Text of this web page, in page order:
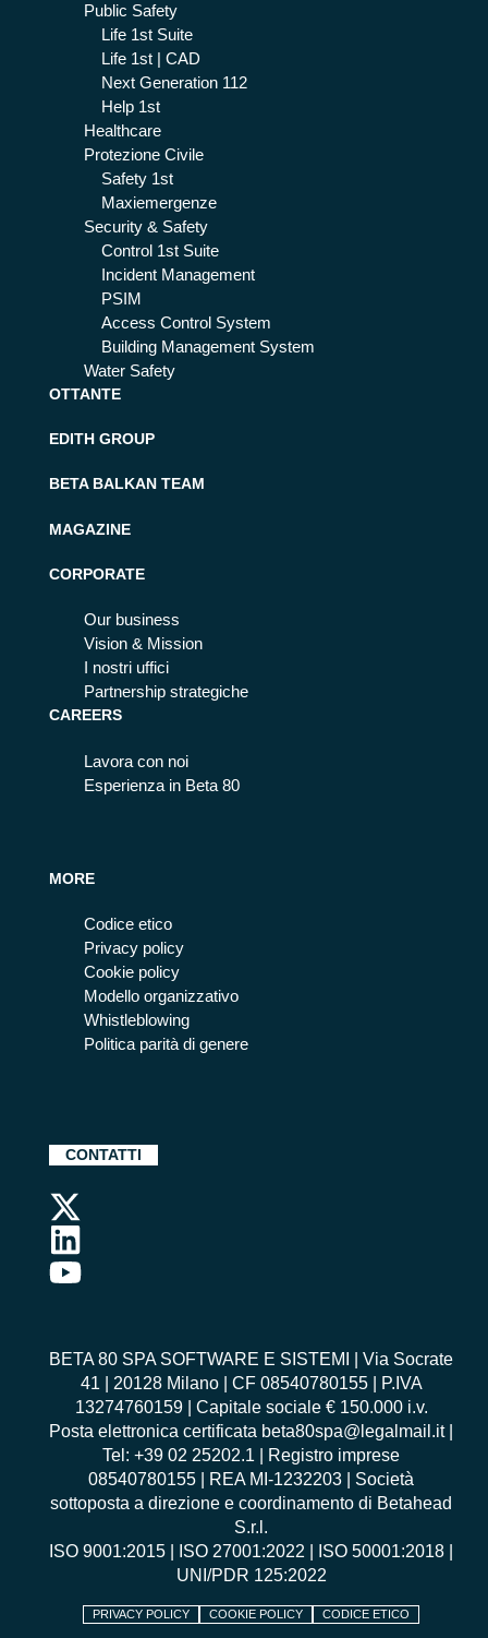
Public Safety
Life 1st Suite
Life 1st | CAD
Next Generation 112
Help 1st
Healthcare
Protezione Civile
Safety 1st
Maxiemergenze
Security & Safety
Control 1st Suite
Incident Management
PSIM
Access Control System
Building Management System
Water Safety
OTTANTE
EDITH GROUP
BETA BALKAN TEAM
MAGAZINE
CORPORATE
Our business
Vision & Mission
I nostri uffici
Partnership strategiche
CAREERS
Lavora con noi
Esperienza in Beta 80
MORE
Codice etico
Privacy policy
Cookie policy
Modello organizzativo
Whistleblowing
Politica parità di genere
CONTATTI
BETA 80 SPA SOFTWARE E SISTEMI | Via Socrate
41 | 20128 Milano | CF 08540780155 | P.IVA
13274760159 | Capitale sociale € 150.000 i.v.
Posta elettronica certificata beta80spa@legalmail.it |
Tel: +39 02 25202.1 | Registro imprese
08540780155 | REA MI-1232203 | Società
sottoposta a direzione e coordinamento di Betahead
S.r.l.
ISO 9001:2015
ISO 27001:2022 ISO 50001:2018
UNI/PDR 125:2022
PRIVACY POLICY COOKIE POLICY CODICE ETICO